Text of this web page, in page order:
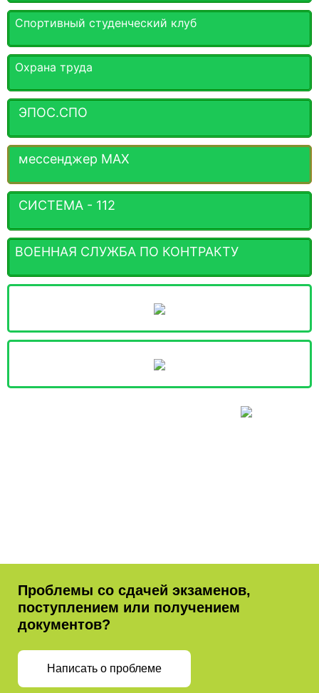
Спортивный студенческий клуб
Охрана труда
ЭПОС.СПО
мессенджер MАХ
СИСТЕМА - 112
ВОЕННАЯ СЛУЖБА ПО КОНТРАКТУ
Проблемы со сдачей экзаменов,
поступлением или получением
документов?
Написать о проблеме